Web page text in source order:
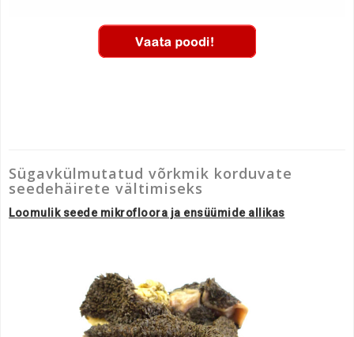
Sügavkülmutatud võrkmik korduvate
seedehäirete vältimiseks
Loomulik seede mikrofloora ja ensüümideallikas